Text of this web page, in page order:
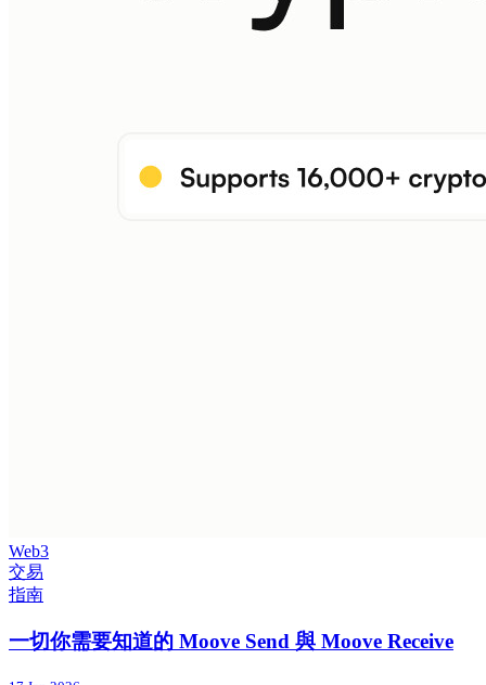
Web3
交易
指南
一切你需要知道的 Moove Send 與 Moove Receive